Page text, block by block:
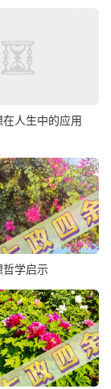
人生中的应用
哲学启示